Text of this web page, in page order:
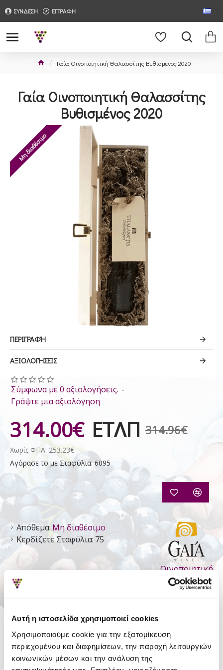
Αυτή η ιστοσελίδα χρησιμοποιεί cookies
Χρησιμοποιούμε cookie για την εξατομίκευση
περιεχομένου και διαφημίσεων, την παροχή λειτουργιών
κοινωνικών μέσων και την ανάλυση της
ΣΥΝΔΕΣΗ ΕΓΓΡΑΦΗ
Γαία Οινοποιητική Θαλασσίτης Βυθισμένος 2020
Γαία Οινοποιητική Θαλασσίτης
Βυθισμένος 2020
Μη διαθέσιμο
ΠΕΡΙΓΡΑΦΉ
ΑΞΙΟΛΟΓΉΣΕΙΣ
Απόθεμα: Μη διαθέσιμο
Κερδίζετε Σταφύλια: 75
Οινοποιητική
Γαία
Σύμφωνα με 0 αξιολογήσεις. -
Γράψτε μια αξιολόγηση
ΕΤΛΠ 314.96€
314.00€
Χωρίς ΦΠΑ: 253.23€
Αγόρασε το με Σταφύλια: 6095
ΛΕΠΤΟΜΈΡΕΙΕΣ
Είδος
Ησυχος Ξηρός
Τύπος
Π.Ο.Π. Σαντορίνη